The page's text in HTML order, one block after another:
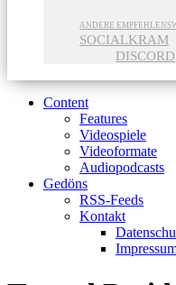
ANDERE
SOCIALKRAM
DISCORD
Content
Features
Videospiele
Videoformate
Audiopodcasts
Gedöns
RSS-Feeds
Kontakt